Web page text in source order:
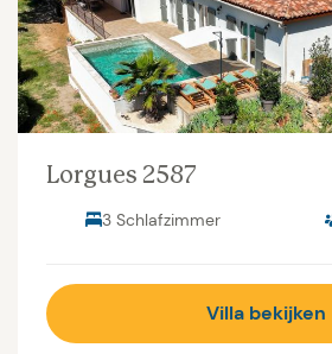
Lorgues 2587
3 Schlafzimmer
Villa bekijken